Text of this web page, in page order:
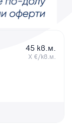
45 кв.м.
X €/кв.м.